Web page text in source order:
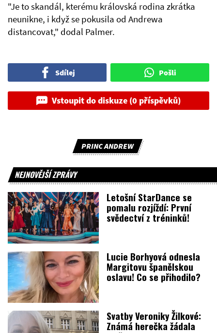
"Je to skandál, kterému královská rodina zkrátka
neunikne, i když se pokusila od Andrewa
distancovat," dodal Palmer.
Sdílej Pošli
Vstoupit do diskuze (0 příspěvků)
PRINC ANDREW
NEJNOVĚJŠÍ ZPRÁVY
Letošní StarDance se
pomalu rozjíždí: První
svědectví z tréninků!
Lucie Borhyová odnesla
Margitovu španělskou
oslavu! Co se přihodilo?
Svatby Veroniky Žilkové:
Známá herečka žádala